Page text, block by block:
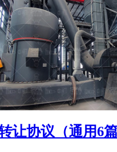
让协议（通用6